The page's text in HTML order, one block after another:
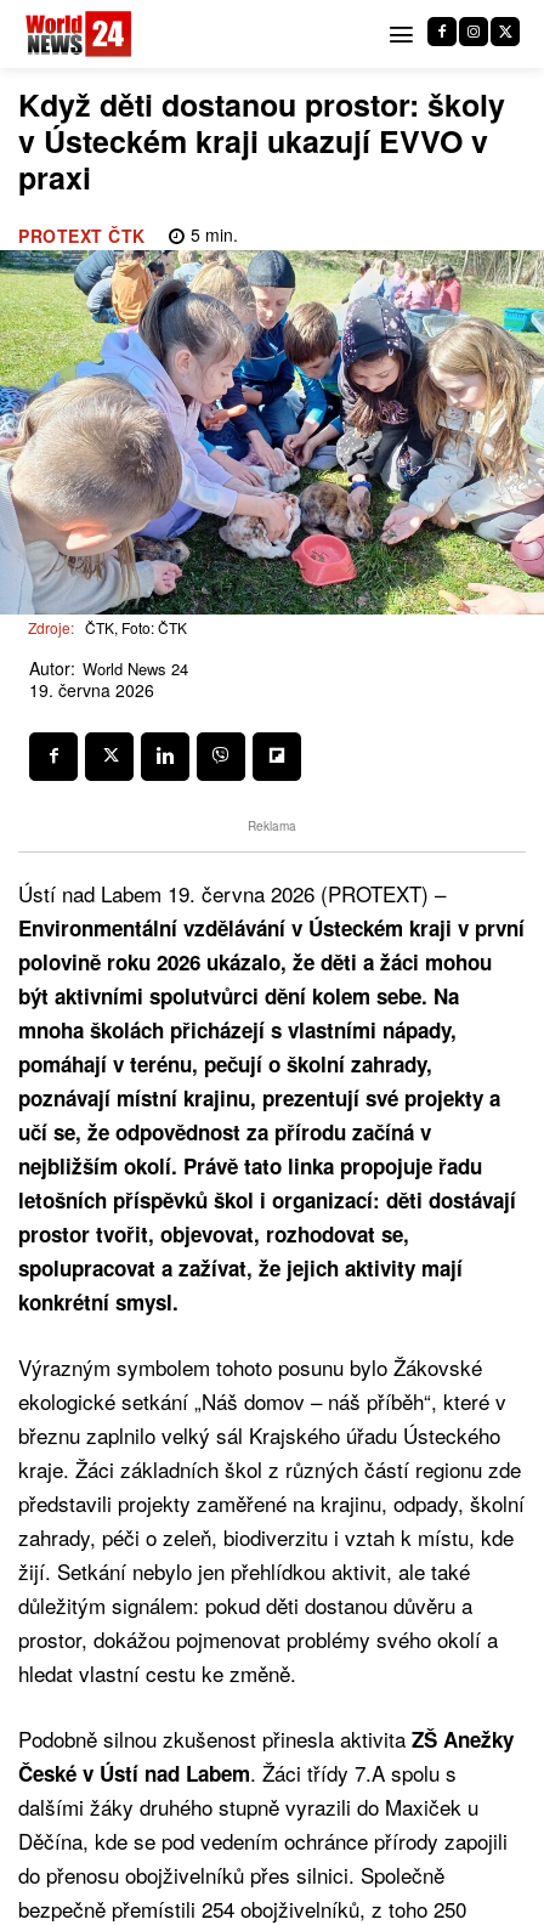
Když děti dostanou prostor: školy
v Ústeckém kraji ukazují EVVO v
praxi
PROTEXT ČTK 5min.
Zdroje: ČTK, Foto: ČTK
Autor: World News 24
19. června 2026
Reklama
Ústí nad Labem 19. června 2026 (PROTEXT) –
Environmentální vzdělávání v Ústeckém kraji v první
polovině roku 2026 ukázalo, že děti a žáci mohou
být aktivními spolutvůrci dění kolem sebe. Na
mnoha školách přicházejí s vlastními nápady,
pomáhají v terénu, pečují o školní zahrady,
poznávají místní krajinu, prezentují své projekty a
učí se, že odpovědnost za přírodu začíná v
nejbližším okolí. Právě tato linka propojuje řadu
letošních příspěvků škol i organizací: děti dostávají
prostor tvořit, objevovat, rozhodovat se,
spolupracovat a zažívat, že jejich aktivity mají
konkrétní smysl.
Výrazným symbolem tohoto posunu bylo Žákovské
ekologické setkání „Náš domov – náš příběh“, které v
březnu zaplnilo velký sál Krajského úřadu Ústeckého
kraje. Žáci základních škol z různých částí regionu zde
představili projekty zaměřené na krajinu, odpady, školní
zahrady, péči o zeleň, biodiverzitu i vztah k místu, kde
žijí. Setkání nebylo jen přehlídkou aktivit, ale také
důležitým signálem: pokud děti dostanou důvěru a
prostor, dokážou pojmenovat problémy svého okolí a
hledat vlastní cestu ke změně.
Podobně silnou zkušenost přinesla aktivita ZŠ Anežky
České v Ústí nad Labem. Žáci třídy 7.A spolu s
dalšími žáky druhého stupně vyrazili do Maxiček u
Děčína, kde se pod vedením ochránce přírody zapojili
do přenosu obojživelníků přes silnici. Společně
bezpečně přemístili 254 obojživelníků, z toho 250